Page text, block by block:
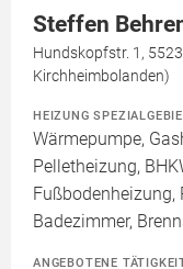
Steffen
Hundskopfstr. 1,
Kirchheimbolanden)
HEIZUNG
Wärmepumpe,
Pelletheizung,
Badezimmer,
ANGEBOTENE